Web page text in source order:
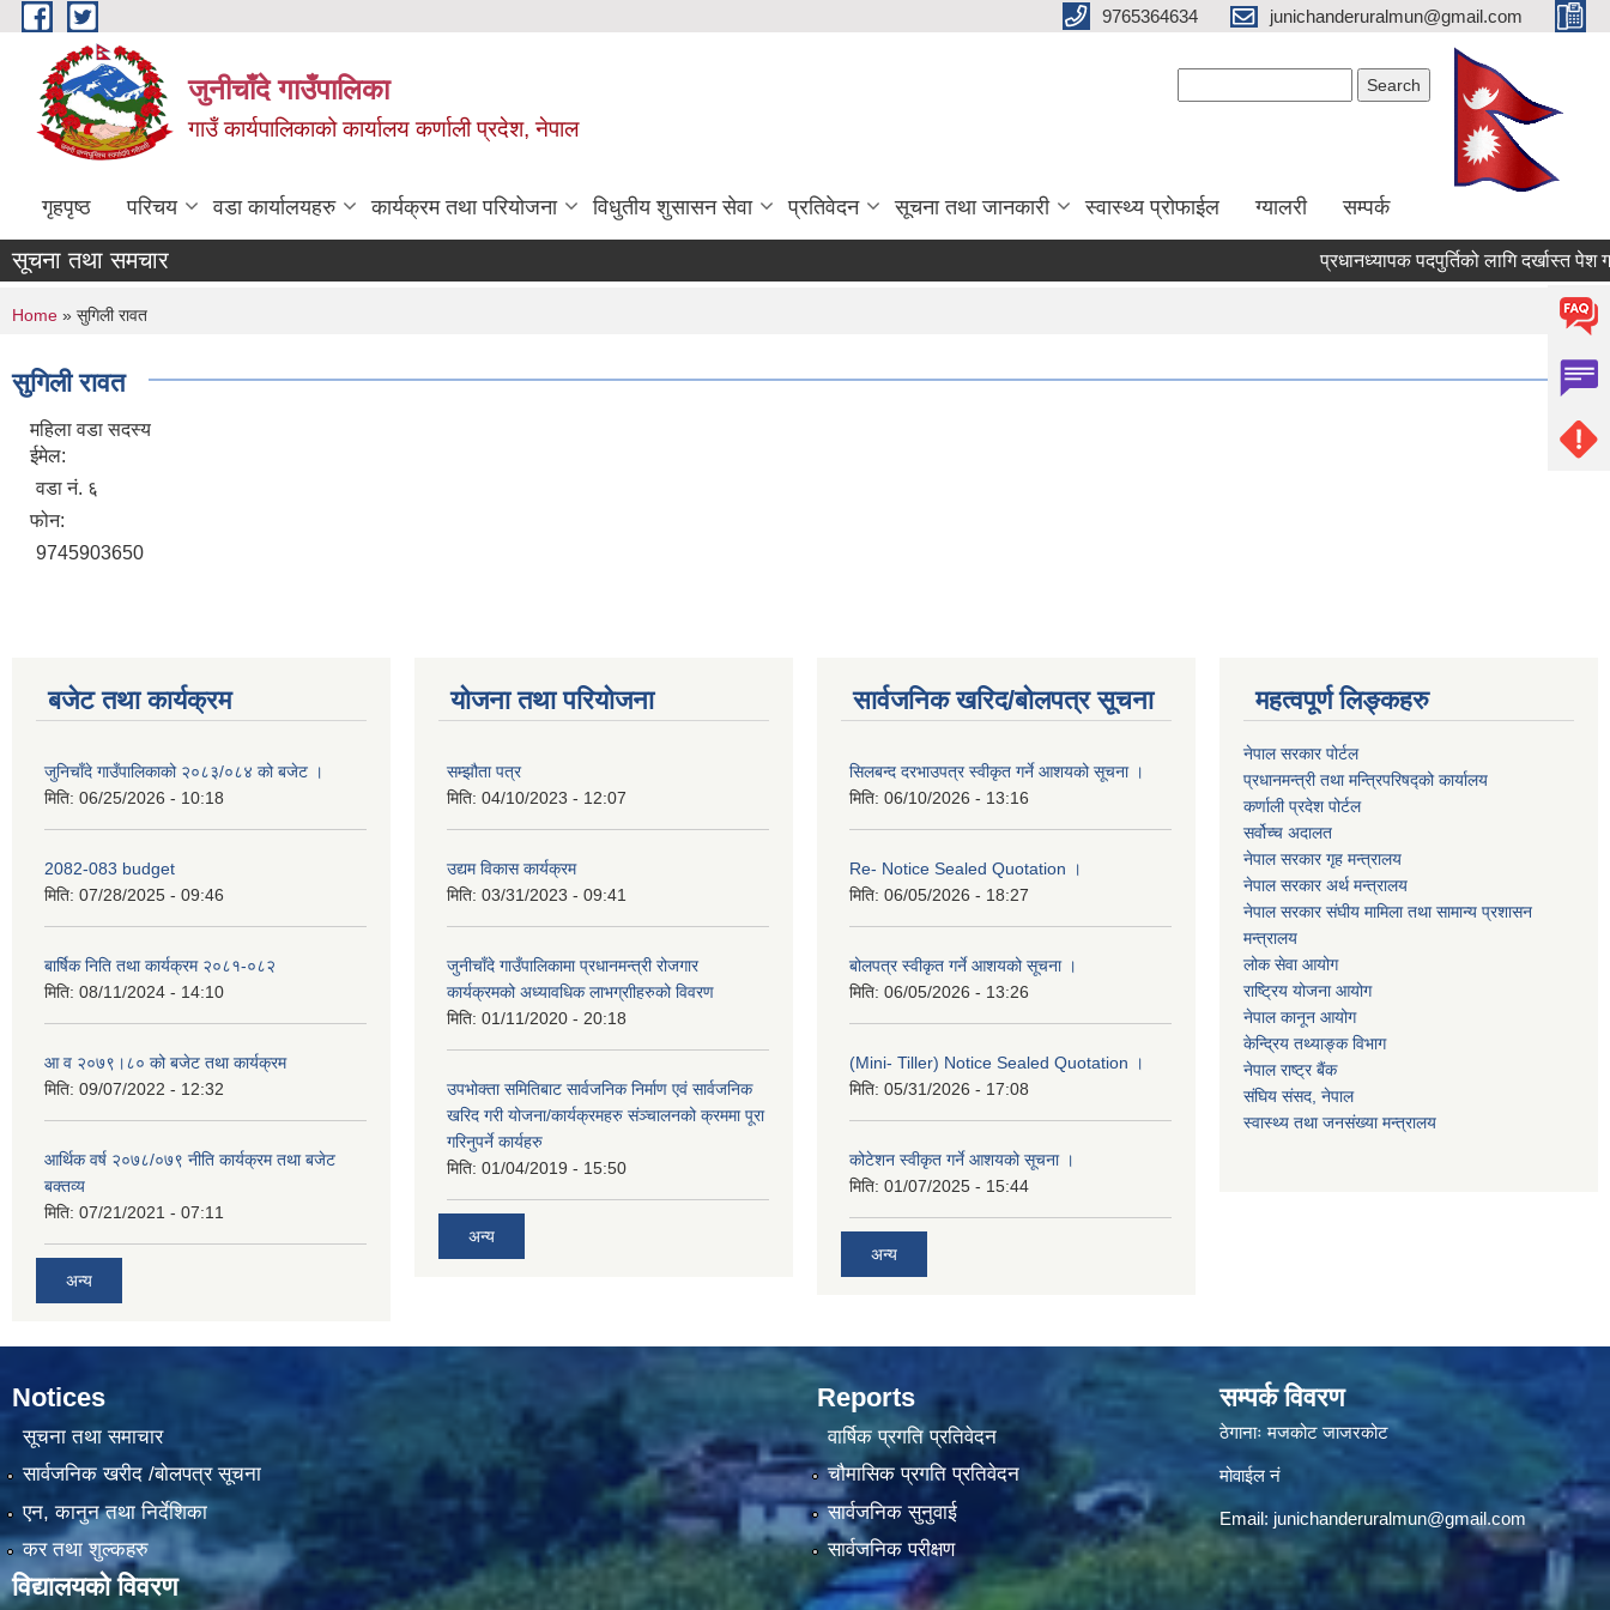
Skip to main content 9765364634 junichanderuralmun@gmail.com
जुनीचाँदे गाउँपालिका
गाउँ कार्यपालिकाको कार्यालय कर्णाली प्रदेश, नेपाल
गृहपृष्ठ परिचय वडा कार्यालयहरु कार्यक्रम तथा परियोजना विधुतीय शुसासन सेवा प्रतिवेदन सूचना तथा जानकारी स्वास्थ्य प्रोफाईल ग्यालरी सम्पर्क
सूचना तथा समचार प्रधानध्यापक पदपुर्तिको लागि दर्खास्त पेश
You are here
Home » सुगिली रावत
सुगिली रावत
महिला वडा सदस्य
ईमेल:
वडा नं. ६
फोन:
9745903650
बजेट तथा कार्यक्रम
जुनिचाँदे गाउँपालिकाको २०८३/०८४ को बजेट ।
मिति: 06/25/2026 - 10:18
2082-083 budget
मिति: 07/28/2025 - 09:46
बार्षिक निति तथा कार्यक्रम २०८१-०८२
मिति: 08/11/2024 - 14:10
आ व २०७९।८० को बजेट तथा कार्यक्रम
मिति: 09/07/2022 - 12:32
आर्थिक वर्ष २०७८/०७९ नीति कार्यक्रम तथा बजेट
बक्तव्य
मिति: 07/21/2021 - 07:11
अन्य
योजना तथा परियोजना
सम्झौता पत्र
मिति: 04/10/2023 - 12:07
उद्यम विकास कार्यक्रम
मिति: 03/31/2023 - 09:41
जुनीचाँदे गाउँपालिकामा प्रधानमन्‍त्री रोजगार
कार्यक्रमको अध्यावधिक लाभग्राीहरुको विवरण
मिति: 01/11/2020 - 20:18
उपभोक्ता समितिबाट सार्वजनिक निर्माण एवं सार्वजनिक
खरिद गरी योजना/कार्यक्रमहरु संञ्‍चालनको क्रममा पूरा
गरिनुपर्ने कार्यहरु
मिति: 01/04/2019 - 15:50
अन्य
सार्वजनिक खरिद/बोलपत्र सूचना
सिलबन्द दरभाउपत्र स्वीकृत गर्ने आशयको सूचना ।
मिति: 06/10/2026 - 13:16
Re- Notice Sealed Quotation ।
मिति: 06/05/2026 - 18:27
बोलपत्र स्वीकृत गर्ने आशयको सूचना ।
मिति: 06/05/2026 - 13:26
(Mini- Tiller) Notice Sealed Quotation ।
मिति: 05/31/2026 - 17:08
कोटेशन स्वीकृत गर्ने आशयको सूचना ।
मिति: 01/07/2025 - 15:44
अन्य
महत्वपूर्ण लिङ्कहरु
नेपाल सरकार पोर्टल
प्रधानमन्‍‍त्री तथा मन्‍त्रिपरिषद्को कार्यालय
कर्णाली प्रदेश पोर्टल
सर्वोच्‍च अदालत
नेपाल सरकार गृह मन्‍‍‍त्रालय
नेपाल सरकार अर्थ मन्‍त्रालय
नेपाल सरकार संघीय मामिला तथा सामान्य प्रशासन
मन्‍त्रालय
लोक सेवा आयोग
राष्‍ट्रिय योजना आयोग
नेपाल कानून आयोग
केन्द्रिय तथ्याङ्क विभाग
नेपाल राष्‍ट्र बैंक
संघिय संसद, नेपाल
स्वास्थ्य तथा जनसंख्या मन्त्रालय
Notices
सूचना तथा समाचार
सार्वजनिक खरीद /बोलपत्र सूचना
एन, कानुन तथा निर्देशिका
कर तथा शुल्कहरु
विद्यालयको विवरण
Reports
वार्षिक प्रगति प्रतिवेदन
चौमासिक प्रगति प्रतिवेदन
सार्वजनिक सुनुवाई
सार्वजनिक परीक्षण
सम्पर्क विवरण
ठेगानाः मजकोट जाजरकोट
मोवाईल नं
Email: junichanderuralmun@gmail.com